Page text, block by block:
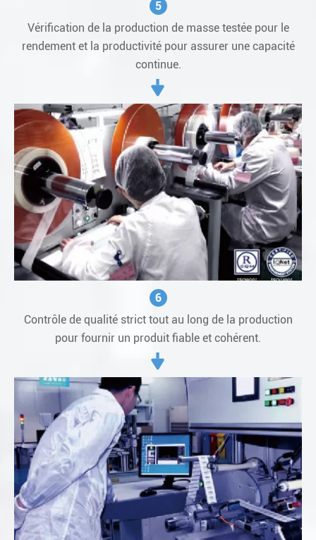
5
Vérification de la production de masse testée pour le
rendement et la productivité pour assurer une capacité
continue.
6
Contrôle de qualité strict tout au long de la production
pour fournir un produit fiable et cohérent.